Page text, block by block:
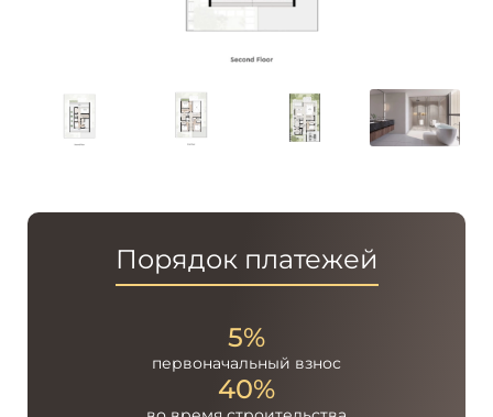
Порядок платежей
5%
первоначальный взнос
40%